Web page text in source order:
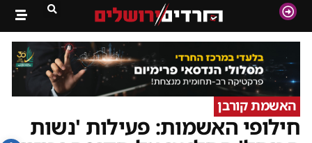
האשמת קורבן
חילופי האשמות: פעילות 'נשות